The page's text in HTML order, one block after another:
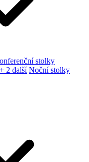
stolky
+ 2 další Noční stolky